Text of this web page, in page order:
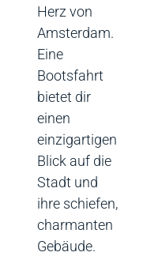
Herz von
Amsterdam.
Eine
Bootsfahrt
bietet dir
einen
einzigartigen
Blick auf die
Stadt und
ihre schiefen,
charmanten
Gebäude.